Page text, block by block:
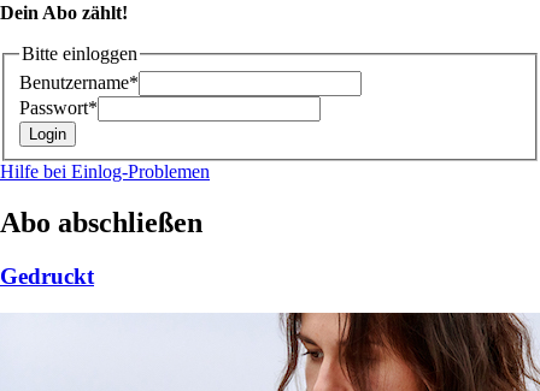
Dein Abo zählt!
Bitte einloggen
Benutzername*
Passwort*
Hilfe bei Einlog-Problemen
Abo abschließen
Gedruckt